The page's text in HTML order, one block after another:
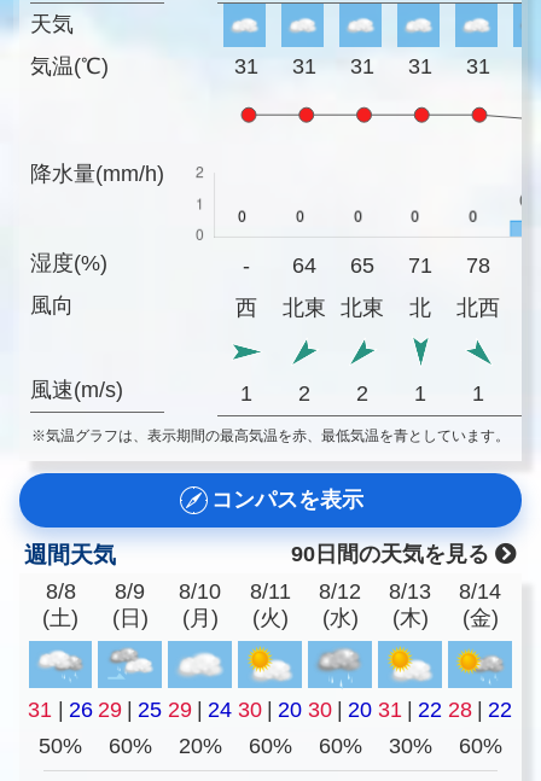
天気
気温(℃)
降水量(mm/h)
湿度(%)
風向
風速(m/s)
31 31 31 31 31
- 64 65 71 78
西
北東 北東 北 北西
1 2 2 1 1
※気温グラフは、表示期間の最高気温を赤、最低気温を青としています。
コンパスを表示
週間天気
90日間の天気を見る
8/8
(土)
8/9
(日)
8/10
(月)
8/11
(火)
8/12
(水)
8/13
(木)
8/14
(金)
31 26 29 25 29 24 30 20 30 20 31 22 28
22
50%
60% 20% 60% 60% 30% 60%